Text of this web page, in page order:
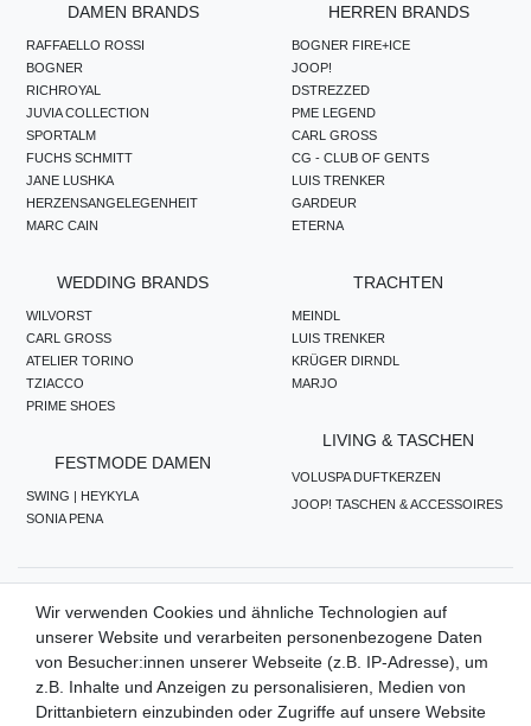
DAMEN BRANDS
RAFFAELLO ROSSI
BOGNER
RICHROYAL
JUVIA COLLECTION
SPORTALM
FUCHS SCHMITT
JANE LUSHKA
HERZENSANGELEGENHEIT
MARC CAIN
HERREN BRANDS
BOGNER FIRE+ICE
JOOP!
DSTREZZED
PME LEGEND
CARL GROSS
CG - CLUB OF GENTS
LUIS TRENKER
GARDEUR
ETERNA
WEDDING BRANDS
WILVORST
CARL GROSS
ATELIER TORINO
TZIACCO
PRIME SHOES
FESTMODE DAMEN
SWING | HEYKYLA
SONIA PENA
TRACHTEN
MEINDL
LUIS TRENKER
KRÜGER DIRNDL
MARJO
LIVING & TASCHEN
VOLUSPA DUFTKERZEN
JOOP! TASCHEN & ACCESSOIRES
ZAHLUNGSMETHODEN
WIR VERSENDEN MIT
Wir verwenden Cookies und ähnliche Technologien auf
unserer Website und verarbeiten personenbezogene Daten
von Besucher:innen unserer Webseite (z.B. IP-Adresse), um
z.B. Inhalte und Anzeigen zu personalisieren, Medien von
Drittanbietern einzubinden oder Zugriffe auf unsere Website